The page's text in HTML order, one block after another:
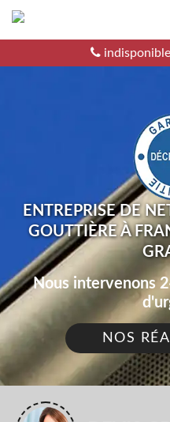
indisponible
ENTREPRISE DE
GOUTTIÈRE À
Nous intervenons
NOS